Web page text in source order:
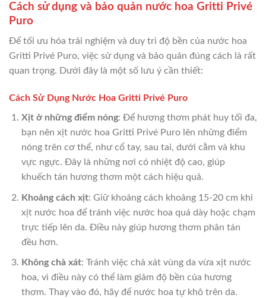
Cách sử dụng và bảo quản nước hoa Gritti Privé
Puro
Để tối ưu hóa trải nghiệm và duy trì độ bền của nước hoa
Gritti Privé Puro, việc sử dụng và bảo quản đúng cách là rất
quan trọng. Dưới đây là một số lưu ý cần thiết:
Cách Sử Dụng Nước Hoa Gritti Privé Puro
Xịt ở những điểm nóng: Để hương thơm phát huy tối đa,
bạn nên xịt nước hoa Gritti Privé Puro lên những điểm
nóng trên cơ thể, như cổ tay, sau tai, dưới cằm và khu
vực ngực. Đây là những nơi có nhiệt độ cao, giúp
khuếch tán hương thơm một cách hiệu quả.
Khoảng cách xịt: Giữ khoảng cách khoảng 15-20 cm khi
xịt nước hoa để tránh việc nước hoa quá dày hoặc chạm
trực tiếp lên da. Điều này giúp hương thơm phân tán
đều hơn.
Không chà xát: Tránh việc chà xát vùng da vừa xịt nước
hoa, vì điều này có thể làm giảm độ bền của hương
thơm. Thay vào đó, hãy để nước hoa tự khô trên da.